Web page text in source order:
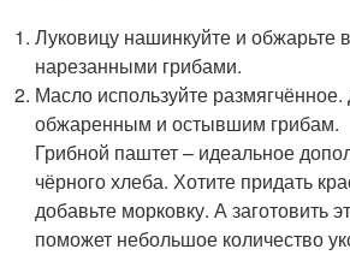
Луковицу нашинкуйте и обжарьте
нарезанными грибами.
Масло используйте размягчённое.
обжаренным и остывшим грибам.
Грибной паштет – идеальное
чёрного хлеба. Хотите придать
добавьте морковку. А заготовить
поможет небольшое количество